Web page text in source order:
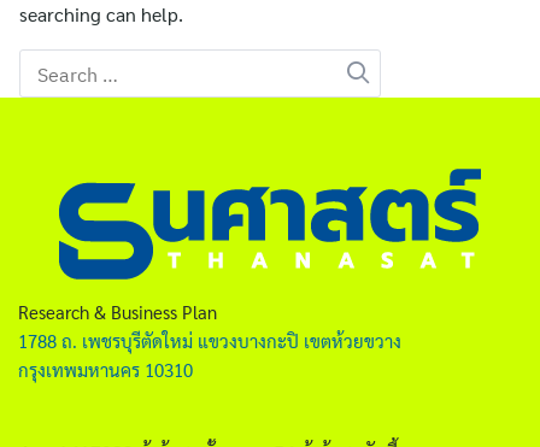
ไทย
English
searching can help.
Search
for:
Research & Business Plan
1788 ถ. เพชรบุรีตัดใหม่ แขวงบางกะปิ เขตห้วยขวาง
กรุงเทพมหานคร 10310